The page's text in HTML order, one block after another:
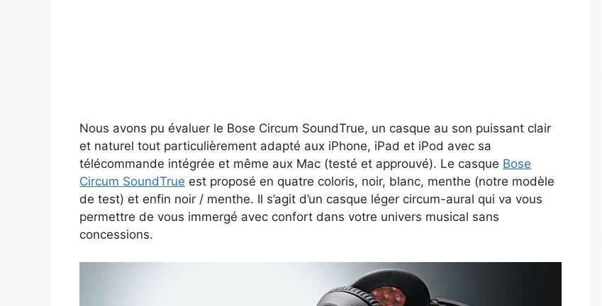
Nous avons pu évaluer le Bose Circum SoundTrue, un casque au son puissant clair
et naturel tout particulièrement adapté aux iPhone, iPad et iPod avec sa
télécommande intégrée et même aux Mac (testé et approuvé). Le casque Bose
Circum SoundTrue est proposé en quatre coloris, noir, blanc, menthe (notre modèle
de test) et enfin noir / menthe. Il s’agit d’un casque léger circum-aural qui va vous
permettre de vous immergé avec confort dans votre univers musical sans
concessions.